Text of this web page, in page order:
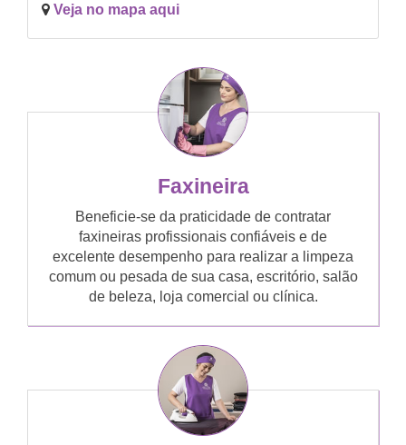
Veja no mapa aqui
Faxineira
Beneficie-se da praticidade de contratar
faxineiras profissionais confiáveis e de
excelente desempenho para realizar a limpeza
comum ou pesada de sua casa, escritório, salão
de beleza, loja comercial ou clínica.